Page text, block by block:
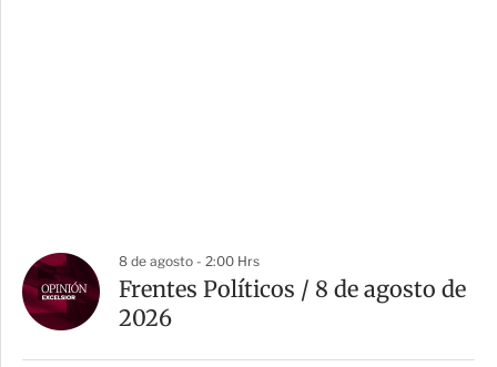
8 de agosto - 2:00 Hrs
Frentes Políticos / 8 de agosto de
2026